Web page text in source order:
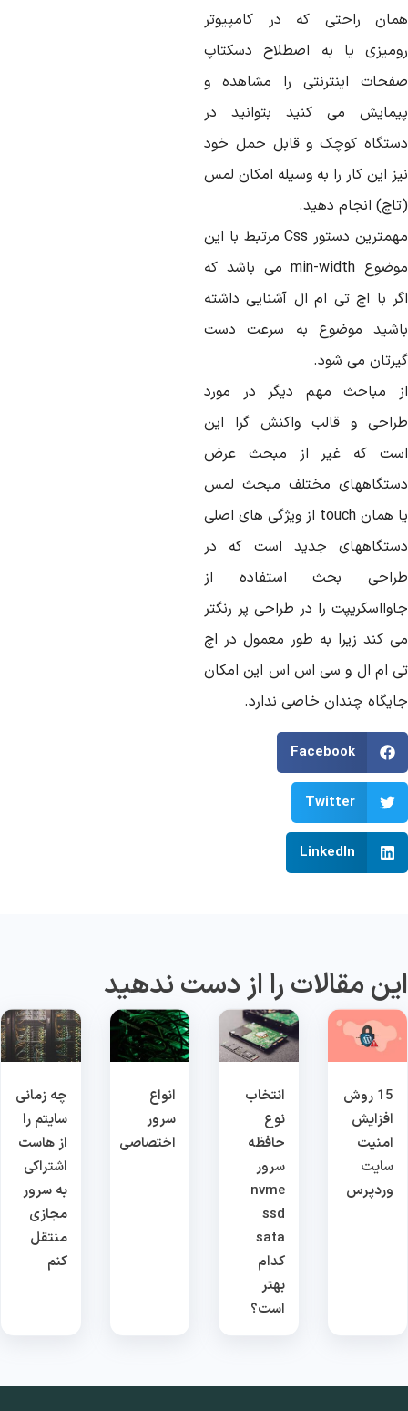
راحتی که در کامپیوتر
یا به اصطلاح دسکتاپ
اینترنتی را مشاهده و
می کنید بتوانید در
کوچک و قابل حمل خود
این کار را به وسیله امکان لمس
انجام دهید.
مهمترین دستور Css مرتبط با این
موضوع min-width می باشد که
با اچ تی ام ال آشنایی داشته
موضوع به سرعت دست
می شود.
مباحث مهم دیگر در مورد
و قالب واکنش گرا این
که غیر از مبحث عرض
مختلف مبحث لمس
یا همان touch از ویژگی های اصلی
جدید است که در
بحث استفاده از
را در طراحی پر رنگتر
کند زیرا به طور معمول در اچ
ام ال و سی اس اس این امکان
چندان خاصی ندارد.
Facebook
Twitter
LinkedIn
مقالات را از دست ندهید
15 روش
افزایش
امنیت
سایت
وردپرس
انتخاب
نوع
حافظه
سرور
nvme
ssd
sata
کدام
بهتر
است؟
انواع
سرور
اختصاصی
چه زمانی
سایتم را
از هاست
اشتراکی
به سرور
مجازی
منتقل
کنم